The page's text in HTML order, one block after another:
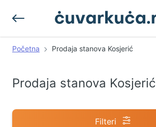
Početna Prodaja stanova Kosjerić
Prodaja stanova Kosjerić
Filteri